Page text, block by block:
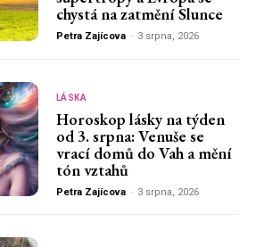
chystá na zatmění Slunce
Petra Zajícova - 3 srpna, 2026
LÁSKA
Horoskop lásky na týden
od 3. srpna: Venuše se
vrací domů do Vah a mění
tón vztahů
Petra Zajícova - 3 srpna, 2026